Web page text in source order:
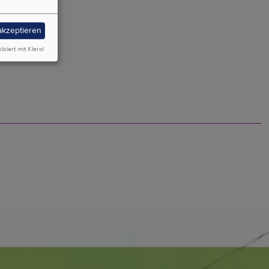
mit Klaro!